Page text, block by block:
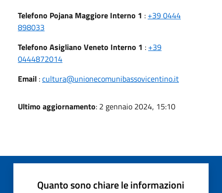
Telefono Pojana Maggiore Interno 1 : +39 0444
898033
Telefono Asigliano Veneto Interno 1 : +39
0444872014
Email :cultura@unionecomunibassovicentino.it
Ultimo aggiornamento: 2 gennaio 2024, 15:10
Quanto sono chiare le informazioni